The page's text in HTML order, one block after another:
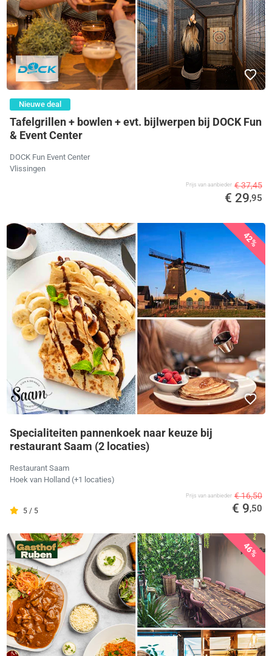
Nieuwe deal
Tafelgrillen + bowlen + evt. bijlwerpen bij DOCK Fun
& Event Center
DOCK Fun Event Center
Vlissingen
Prijs van aanbieder € 37,45
€ 29,95
42%
Specialiteiten pannenkoek naar keuze bij
restaurant Saam (2 locaties)
Restaurant Saam
Hoek van Holland (+1 locaties)
5 / 5
Prijs van aanbieder € 16,50
€ 9,50
46%